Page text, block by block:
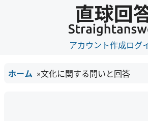
アカウント作成ログ
ホーム 文化に関する問いと回答